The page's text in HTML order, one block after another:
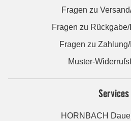
Fragen zu
Fragen zu
Fragen zu
Muster-
Services
HORNBACH